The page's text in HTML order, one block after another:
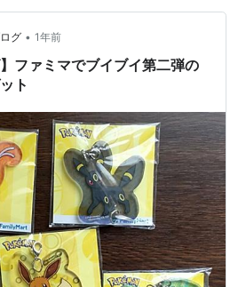
グ • 1年前
】ファミマでブイブイ第二弾の
ト